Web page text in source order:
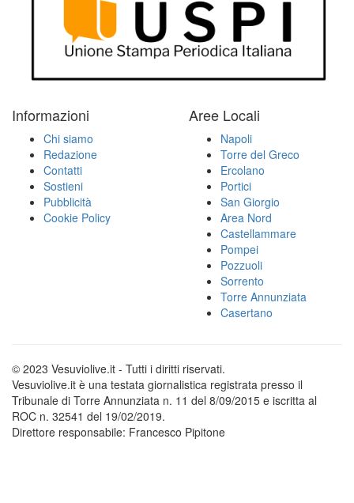
Informazioni
Chi siamo
Redazione
Contatti
Sostieni
Pubblicità
Cookie Policy
Aree Locali
Napoli
Torre del Greco
Ercolano
Portici
San Giorgio
Area Nord
Castellammare
Pompei
Pozzuoli
Sorrento
Torre Annunziata
Casertano
© 2023 Vesuviolive.it - Tutti i diritti riservati.
Vesuviolive.it è una testata giornalistica registrata presso il
Tribunale di Torre Annunziata n. 11 del 8/09/2015 e iscritta al
ROC n. 32541 del 19/02/2019.
Direttore responsabile: Francesco Pipitone